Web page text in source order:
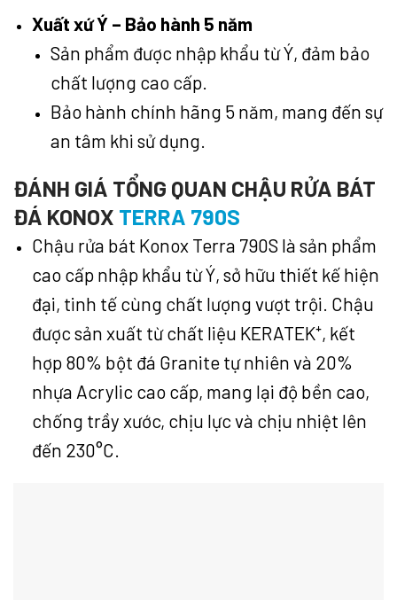
Xuất xứ Ý – Bảo hành 5 năm
Sản phẩm được nhập khẩu từ Ý, đảm bảo
chất lượng cao cấp.
Bảo hành chính hãng 5 năm, mang đến sự
an tâm khi sử dụng.
ĐÁNH GIÁ TỔNG QUAN CHẬU RỬA BÁT
ĐÁ KONOX TERRA 790S
Chậu rửa bát Konox Terra 790S là sản phẩm
cao cấp nhập khẩu từ Ý, sở hữu thiết kế hiện
đại, tinh tế cùng chất lượng vượt trội. Chậu
được sản xuất từ chất liệu KERATEK⁺, kết
hợp 80% bột đá Granite tự nhiên và 20%
nhựa Acrylic cao cấp, mang lại độ bền cao,
chống trầy xước, chịu lực và chịu nhiệt lên
đến 230°C.